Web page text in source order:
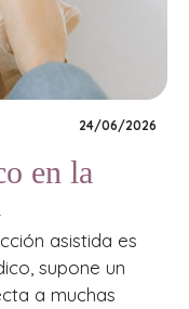
24/06/2026
en la
asistida es
supone un
a muchas